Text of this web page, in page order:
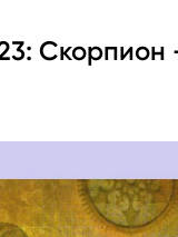
Скорпион